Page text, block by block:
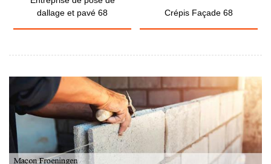
dallage et pavé 68
Crépis Façade 68